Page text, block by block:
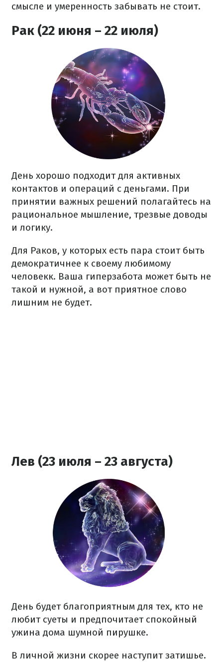
смысле и умеренность забывать не стоит.
Рак (22 июня – 22 июля)
День хорошо подходит для активных
контактов и операций с деньгами. При
принятии важных решений полагайтесь на
рациональное мышление, трезвые доводы
и логику.
Для Раков, у которых есть пара стоит быть
демократичнее к своему любимому
человекк. Ваша гиперзабота может быть не
такой и нужной, а вот приятное слово
лишним не будет.
Лев (23 июля – 23 августа)
День будет благоприятным для тех, кто не
любит суеты и предпочитает спокойный
ужина дома шумной пирушке.
В личной жизни скорее наступит затишье.